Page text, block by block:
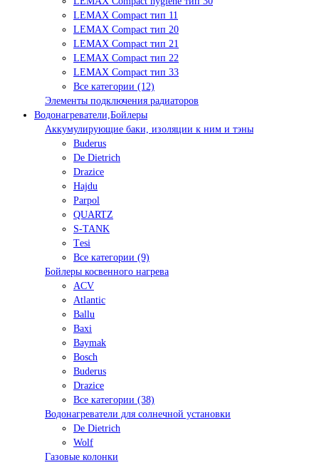
LEMAX Compact тип 11
LEMAX Compact тип 20
LEMAX Compact тип 21
LEMAX Compact тип 22
LEMAX Compact тип 33
Все категории (12)
Элементы подключения радиаторов
Водонагреватели,Бойлеры
Аккумулирующие баки, изоляции к ним и тэны
Buderus
De Dietrich
Drazice
Hajdu
Parpol
QUARTZ
S-TANK
Tеsi
Все категории (9)
Бойлеры косвенного нагрева
ACV
Atlantic
Ballu
Baxi
Baymak
Bosch
Buderus
Drazice
Все категории (38)
Водонагреватели для солнечной установки
De Dietrich
Wolf
Газовые колонки